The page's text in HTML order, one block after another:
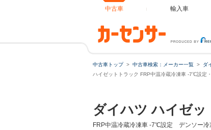
中古車 輸入車
中古車トップ 中古車検索：メーカー一覧 ダ
ハイゼットトラック FRP中温冷蔵冷凍車 -7℃設定
ダイハツ ハイゼッ
FRP中温冷蔵冷凍車 -7℃設定 デンソー冷